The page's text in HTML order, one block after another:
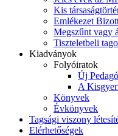
Kis
Emlékezet
Megszűnt vagy
Tiszteletbeli
Kiadványok
Folyóiratok
Új
A
Könyvek
Évkönyvek
Tagsági viszony
Elérhetőségek